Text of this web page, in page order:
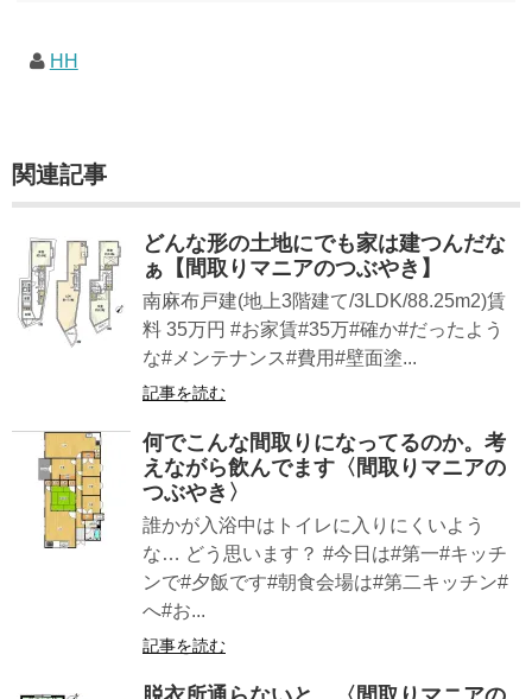
HH
関連記事
どんな形の土地にでも家は建つんだな
ぁ【間取りマニアのつぶやき】
南麻布戸建(地上3階建て/3LDK/88.25m2)賃
料 35万円 #お家賃#35万#確か#だったよう
な#メンテナンス#費用#壁面塗...
記事を読む
何でこんな間取りになってるのか。考
えながら飲んでます〈間取りマニアの
つぶやき〉
誰かが入浴中はトイレに入りにくいよう
な… どう思います？ #今日は#第一#キッチ
ンで#夕飯です#朝食会場は#第二キッチン#
へ#お...
記事を読む